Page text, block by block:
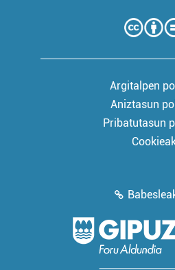
Argitalpen
Aniztasun
Pribatutasun